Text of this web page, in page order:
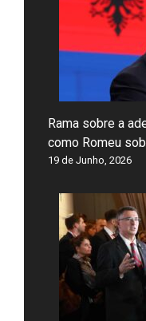
Rama sobre a
como Romeu
19 de Junho, 2026